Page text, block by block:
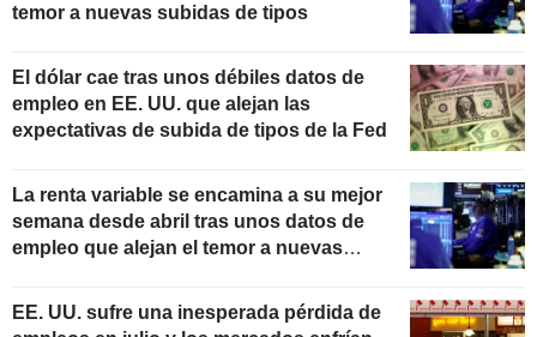
temor a nuevas subidas de tipos
El dólar cae tras unos débiles datos de
empleo en EE. UU. que alejan las
expectativas de subida de tipos de la Fed
La renta variable se encamina a su mejor
semana desde abril tras unos datos de
empleo que alejan el temor a nuevas
EE. UU. sufre una inesperada pérdida de